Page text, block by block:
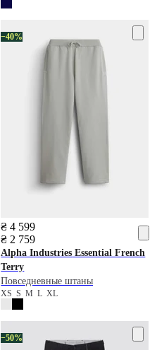
−40%
₴ 4 599
₴ 2 759
Alpha Industries Essential French
Terry
Повседневные штаны
XSSMLXL
−50%